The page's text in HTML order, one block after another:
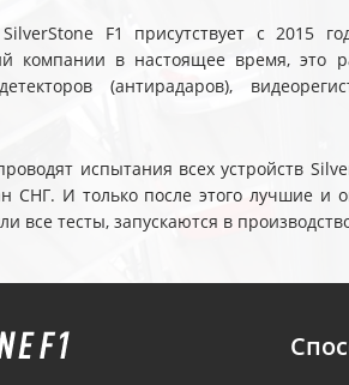
F1 присутствует с 2015
компании в настоящее время, это
(антирадаров),
испытания всех устройств
СНГ. И только после этого лучшие и
все тесты, запускаются в